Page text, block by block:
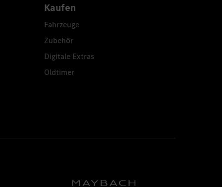
Kaufen
Fahrzeuge
Zubehör
Digitale Extras
Oldtimer